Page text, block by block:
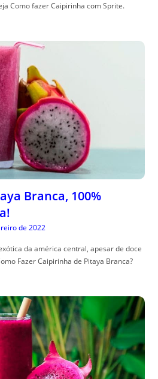
Como fazer Caipirinha com Sprite.
Branca, 100%
de 2022
da américa central, apesar de doce
Fazer Caipirinha de Pitaya Branca?